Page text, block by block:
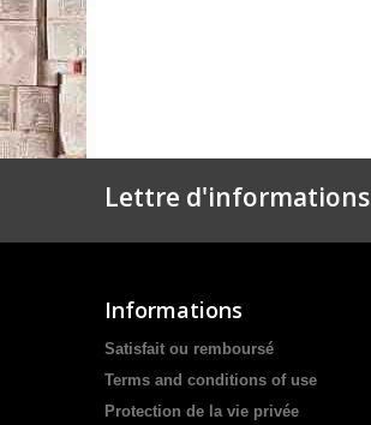
Lettre d'informations
Informations
Satisfait ou remboursé
Terms and conditions of use
Protection de la vie privée